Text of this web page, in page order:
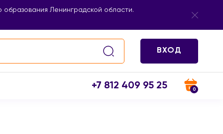
Ленинградской области.
ВХОД
+7 812 409 95 25 0